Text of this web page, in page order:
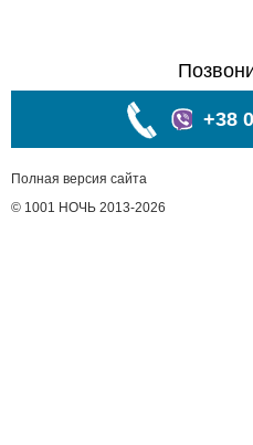
+38
Полная версия сайта
© 1001 НОЧЬ 2013-2026